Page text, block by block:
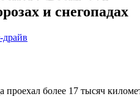
и снегопадах
драйв
проехал более 17 тысяч